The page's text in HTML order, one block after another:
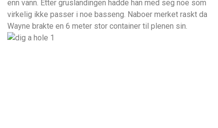
enn vann. Etter gruslandingen hadde han med seg noe som
virkelig ikke passer i noe basseng. Naboer merket raskt da
Wayne brakte en 6 meter stor container til plenen sin.